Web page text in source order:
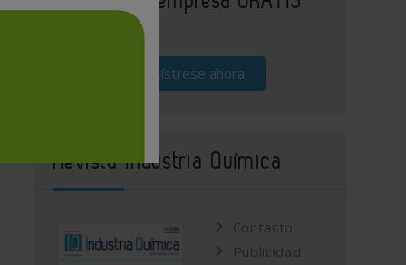
Regístrese ahora
Revista Industria Química
Contacto
Publicidad